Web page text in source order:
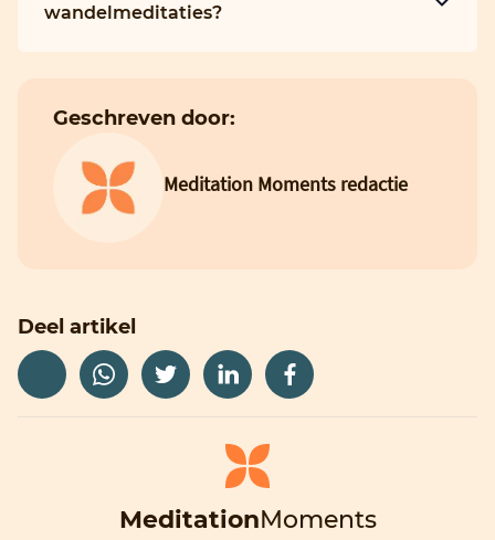
wandelmeditaties?
Geschreven door:
Meditation Moments redactie
Deel artikel
MeditationMoments